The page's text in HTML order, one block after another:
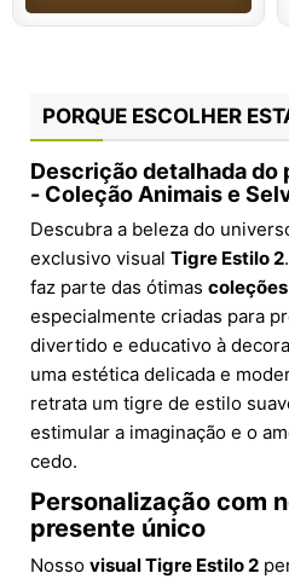
PORQUE ESCOLHER
Descrição detalhada do
- Coleção Animais e
Descubra a beleza do
exclusivo visual Tigre Estilo 2
faz parte das ótimas
especialmente criadas para
divertido e educativo à
uma estética delicada e
retrata um tigre de estilo
estimular a imaginação e o
cedo.
Personalização com
presente único
Nosso visual Tigre Estilo 2